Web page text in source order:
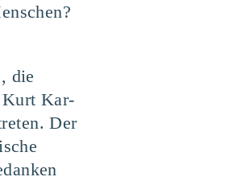
die
Kurt Kar­
Der